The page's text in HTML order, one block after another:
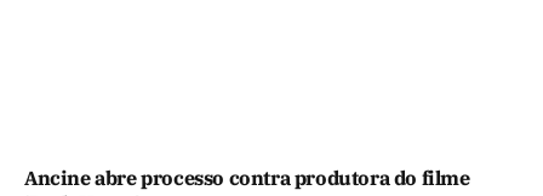
Ancine abre processo contra produtora do filme